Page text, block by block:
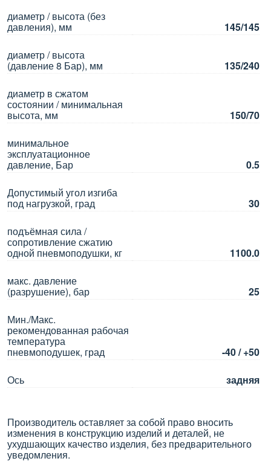
диаметр / высота (без
давления), мм
145/145
диаметр / высота
(давление 8 Бар), мм
135/240
диаметр в сжатом
состоянии / минимальная
высота, мм
150/70
минимальное
эксплуатационное
давление, Бар
0.5
Допустимый угол изгиба
под нагрузкой, град
30
подъёмная сила /
сопротивление сжатию
одной пневмоподушки, кг
1100.0
макс. давление
(разрушение), бар
25
Мин./Макс.
рекомендованная рабочая
температура
пневмоподушек, град
-40 / +50
Ось
задняя
Производитель оставляет за собой право вносить
изменения в конструкцию изделий и деталей, не
ухудшающих качество изделия, без предварительного
уведомления.